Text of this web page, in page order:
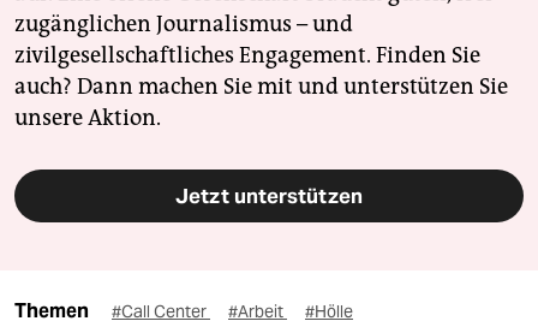
zugänglichen Journalismus – und
zivilgesellschaftliches Engagement. Finden Sie
auch? Dann machen Sie mit und unterstützen Sie
unsere Aktion.
Jetzt unterstützen
Themen #Call Center #Arbeit #Hölle